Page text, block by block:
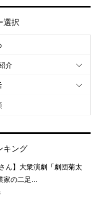
選択
介
キング
ん】大衆演劇「劇団菊太
家の二足...